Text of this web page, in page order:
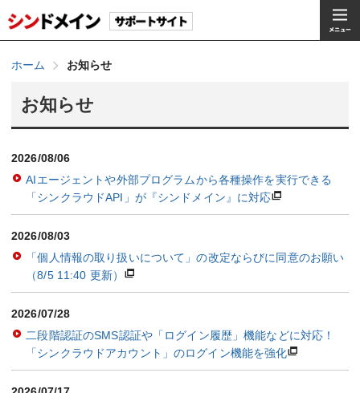
ホーム お知らせ
お知らせ
2026/08/06
AIエージェントや外部プログラムから各種操作を実行できる
「シンクラウドAPI」が『シンドメイン』に対応
2026/08/03
「個人情報の取り扱いについて」の改定ならびに同意のお願い
（8/5 11:40 更新）
2026/07/28
二段階認証のSMS認証や「ログイン履歴」機能などに対応！
「シンクラウドアカウント」のログイン機能を強化